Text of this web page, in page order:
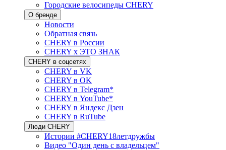
Городские велосипеды CHERY
О бренде
Новости
Обратная связь
CHERY в России
CHERY x ЭТО ЗНАК
CHERY в соцсетях
CHERY в VK
CHERY в OK
CHERY в Telegram*
CHERY в YouTube*
CHERY в Яндекс Дзен
CHERY в RuTube
Люди CHERY
Истории #CHERY18летдружбы
Видео "Один день с владельцем"